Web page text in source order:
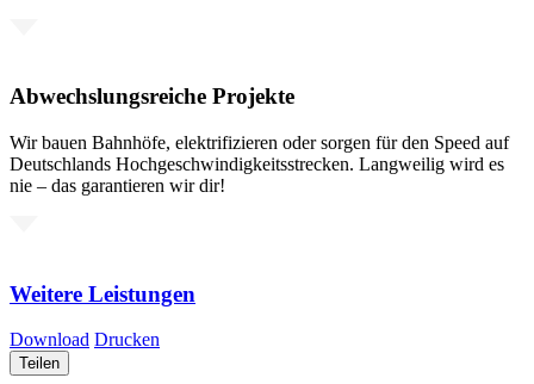
Abwechslungsreiche Projekte
Wir bauen Bahnhöfe, elektrifizieren oder sorgen für den Speed auf
Deutschlands Hochgeschwindigkeitsstrecken. Langweilig wird es
nie – das garantieren wir dir!
Weitere Leistungen
Download Drucken
Teilen